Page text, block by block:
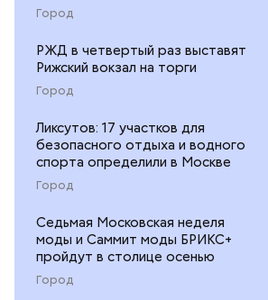
Город
РЖД в четвертый раз выставят
Рижский вокзал на торги
Город
Ликсутов: 17 участков для
безопасного отдыха и водного
спорта определили в Москве
Город
Седьмая Московская неделя
моды и Саммит моды БРИКС+
пройдут в столице осенью
Город